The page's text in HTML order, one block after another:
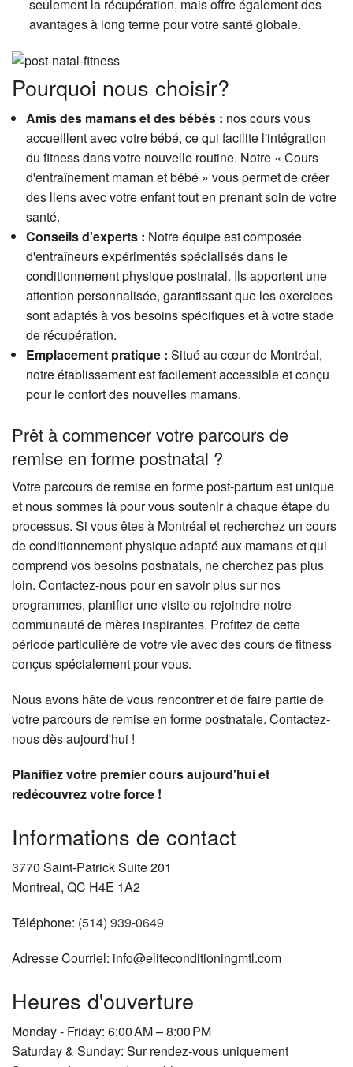
seulement la récupération, mais offre également des
avantages à long terme pour votre santé globale.
Pourquoi nous choisir?
Amis des mamans et des bébés : nos cours vous
accueillent avec votre bébé, ce qui facilite l'intégration
du fitness dans votre nouvelle routine. Notre « Cours
d'entraînement maman et bébé » vous permet de créer
des liens avec votre enfant tout en prenant soin de votre
santé.
Conseils d'experts : Notre équipe est composée
d'entraîneurs expérimentés spécialisés dans le
conditionnement physique postnatal. Ils apportent une
attention personnalisée, garantissant que les exercices
sont adaptés à vos besoins spécifiques et à votre stade
de récupération.
Emplacement pratique : Situé au cœur de Montréal,
notre établissement est facilement accessible et conçu
pour le confort des nouvelles mamans.
Prêt à commencer votre parcours de
remise en forme postnatal ?
Votre parcours de remise en forme post-partum est unique
et nous sommes là pour vous soutenir à chaque étape du
processus. Si vous êtes à Montréal et recherchez un cours
de conditionnement physique adapté aux mamans et qui
comprend vos besoins postnatals, ne cherchez pas plus
loin. Contactez-nous pour en savoir plus sur nos
programmes, planifier une visite ou rejoindre notre
communauté de mères inspirantes. Profitez de cette
période particulière de votre vie avec des cours de fitness
conçus spécialement pour vous.
Nous avons hâte de vous rencontrer et de faire partie de
votre parcours de remise en forme postnatale. Contactez-
nous dès aujourd'hui !
Planifiez votre premier cours aujourd'hui et
redécouvrez votre force !
Informations de contact
3770 Saint-Patrick Suite 201
Montreal, QC H4E 1A2
Téléphone: (514) 939-0649
Adresse Courriel: info@eliteconditioningmtl.com
Heures d'ouverture
Monday - Friday: 6:00 AM – 8:00 PM
Saturday & Sunday: Sur rendez-vous uniquement